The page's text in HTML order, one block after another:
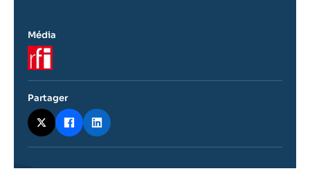
Média
Logo
Partager